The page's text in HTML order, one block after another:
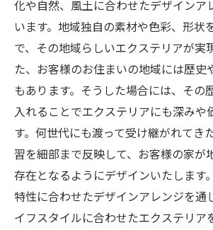
化や自然、風土に合わせたデザインア
います。地域独自の素材や色彩、形状
で、その地域らしいエクステリアが実
た、お客様のお住まいの地域には歴史
もあります。そうした場合には、その
入れることでエクステリアにも深みや
す。何世代にも渡って受け継がれてき
習を細部まで反映して、お客様の家が
存在となるようにデザインいたします
特性に合わせたデザインアレンジを通
イフスタイルに合わせたエクステリア